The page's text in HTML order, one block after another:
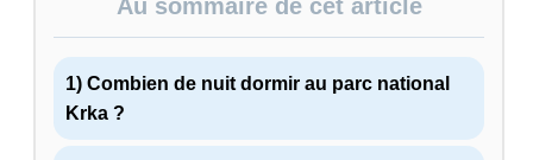
Au sommaire de cet article
1) Combien de nuit dormir au parc national
Krka ?